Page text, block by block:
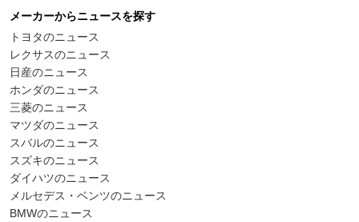
メーカーからニュースを探す
トヨタのニュース
レクサスのニュース
日産のニュース
ホンダのニュース
三菱のニュース
マツダのニュース
スバルのニュース
スズキのニュース
ダイハツのニュース
メルセデス・ベンツのニュース
BMWのニュース